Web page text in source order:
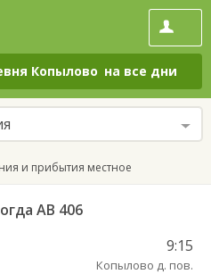
Копылово на все дни
и прибытия местное
АВ 406
9:15
Копылово д. пов.